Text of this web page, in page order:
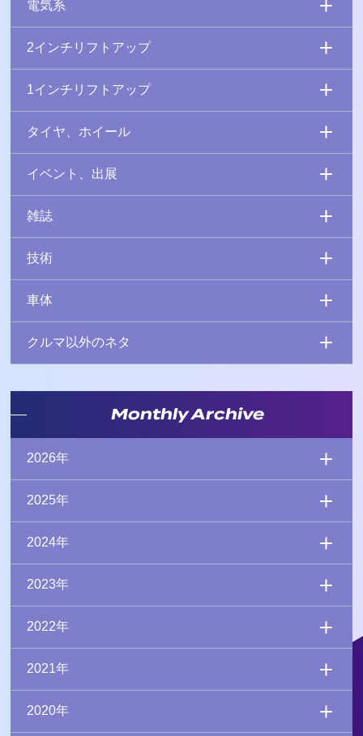
電気系
2インチリフトアップ
1インチリフトアップ
タイヤ、ホイール
イベント、出展
雑誌
技術
車体
クルマ以外のネタ
Monthly Archive
2026年
2025年
2024年
2023年
2022年
2021年
2020年